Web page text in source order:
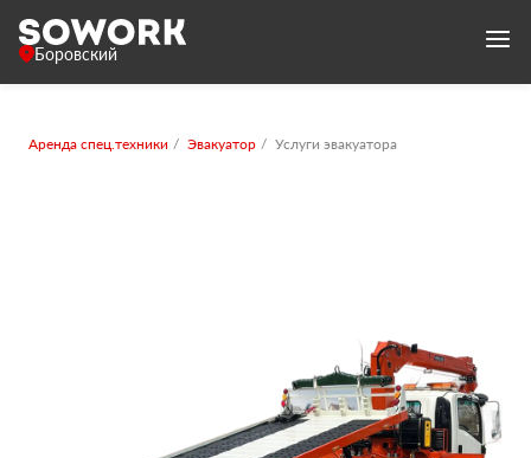
Боровский
Аренда спец.техники Эвакуатор Услуги эвакуатора